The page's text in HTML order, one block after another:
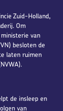
Zuid-Holland,
Om
van
besloten de
laten ruimen
de insleep en
van